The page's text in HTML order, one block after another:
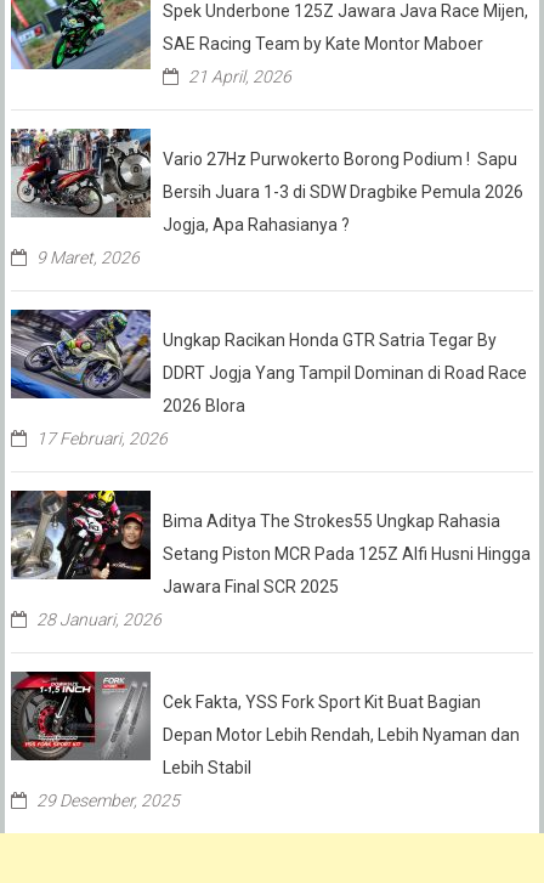
Spek Underbone 125Z Jawara Java Race Mijen,
SAE Racing Team by Kate Montor Maboer
21 April, 2026
Vario 27Hz Purwokerto Borong Podium ! Sapu
Bersih Juara 1-3 di SDW Dragbike Pemula 2026
Jogja, Apa Rahasianya ?
9 Maret, 2026
Ungkap Racikan Honda GTR Satria Tegar By
DDRT Jogja Yang Tampil Dominan di Road Race
2026 Blora
17 Februari, 2026
Bima Aditya The Strokes55 Ungkap Rahasia
Setang Piston MCR Pada 125Z Alfi Husni Hingga
Jawara Final SCR 2025
28 Januari, 2026
Cek Fakta, YSS Fork Sport Kit Buat Bagian
Depan Motor Lebih Rendah, Lebih Nyaman dan
Lebih Stabil
29 Desember, 2025